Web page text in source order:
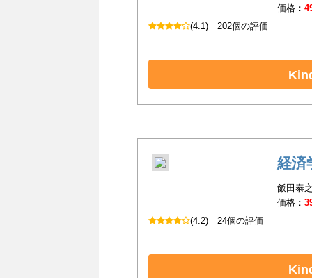
価格：
(4.1) 202個の評価
経済
飯田泰
価格：
(4.2) 24個の評価